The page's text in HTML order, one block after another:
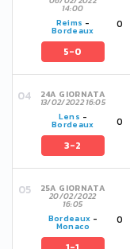
14:00
Reims -
Bordeaux
5-0
0
24A GIORNATA
13/02/2022 16:05
Lens -
Bordeaux
3-2
0
25A GIORNATA
20/02/2022
16:05
Bordeaux -
Monaco 0